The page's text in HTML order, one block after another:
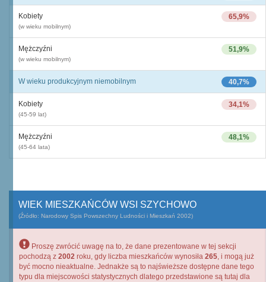
65,9%
Kobiety
(w wieku mobilnym)
51,9%
Mężczyźni
(w wieku mobilnym)
40,7%
W wieku produkcyjnym niemobilnym
34,1%
Kobiety
(45-59 lat)
48,1%
Mężczyźni
(45-64 lata)
WIEK MIESZKAŃCÓW WSI SZYCHOWO
(Źródło: Narodowy Spis Powszechny Ludności i Mieszkań 2002)
Proszę zwrócić uwagę na to, że dane prezentowane w tej sekcji
pochodzą z 2002 roku, gdy liczba mieszkańców wynosiła 265, i mogą już
być mocno nieaktualne. Jednakże są to najświeższe dostępne dane tego
typu dla miejscowości statystycznych dlatego przedstawione są tutaj dla